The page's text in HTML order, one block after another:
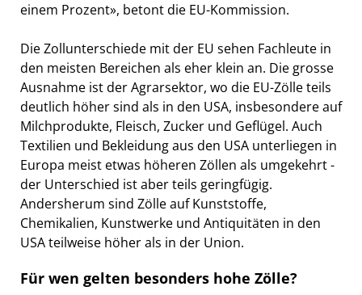
einem Prozent», betont die EU-Kommission.
Die Zollunterschiede mit der EU sehen Fachleute in
den meisten Bereichen als eher klein an. Die grosse
Ausnahme ist der Agrarsektor, wo die EU-Zölle teils
deutlich höher sind als in den USA, insbesondere auf
Milchprodukte, Fleisch, Zucker und Geflügel. Auch
Textilien und Bekleidung aus den USA unterliegen in
Europa meist etwas höheren Zöllen als umgekehrt -
der Unterschied ist aber teils geringfügig.
Andersherum sind Zölle auf Kunststoffe,
Chemikalien, Kunstwerke und Antiquitäten in den
USA teilweise höher als in der Union.
Für wen gelten besonders hohe Zölle?